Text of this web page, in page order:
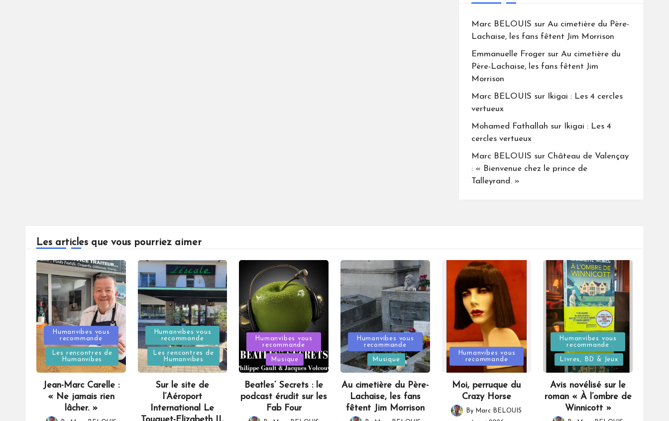
Marc BELOUIS sur Au cimetière du Père-
Lachaise, les fans fêtent Jim Morrison
Emmanuelle Frogersur Au cimetière du
Père-Lachaise, les fans fêtent Jim
Morrison
Marc BELOUIS sur
Ikigai : Les 4 cercles
vertueux
Mohamed Fathallah sur
Ikigai : Les 4
cercles vertueux
Marc BELOUIS sur Château de Valençay
: « Bienvenue chez le prince de
Talleyrand. »
Les articles que vous pourriez aimer
Posted
in
Humanvibes vous
recommande
Les rencontres de
Humanvibes
Jean-Marc Carelle :
« Ne jamais rien
lâcher. »
Posted
in
Humanvibes vous
recommande
Les rencontres de
Humanvibes
Sur le site de
l’Aéroport
International Le
Posted
in
Humanvibes vous
recommande
Musique
Beatles’ Secrets : le
podcast érudit sur les
Fab Four
Posted
in
Humanvibes vous
recommande
Musique
Au cimetière du Père-
Lachaise, les fans
fêtent Jim Morrison
Posted
in
Humanvibes vous
recommande
Moi, perruque du
Crazy Horse
Posted
By Marc BELOUIS
Posted
in
Humanvibes vous
recommande
Livres, BD & Jeux
Avis novélisé sur le
roman « À l’ombre de
Winnicott »